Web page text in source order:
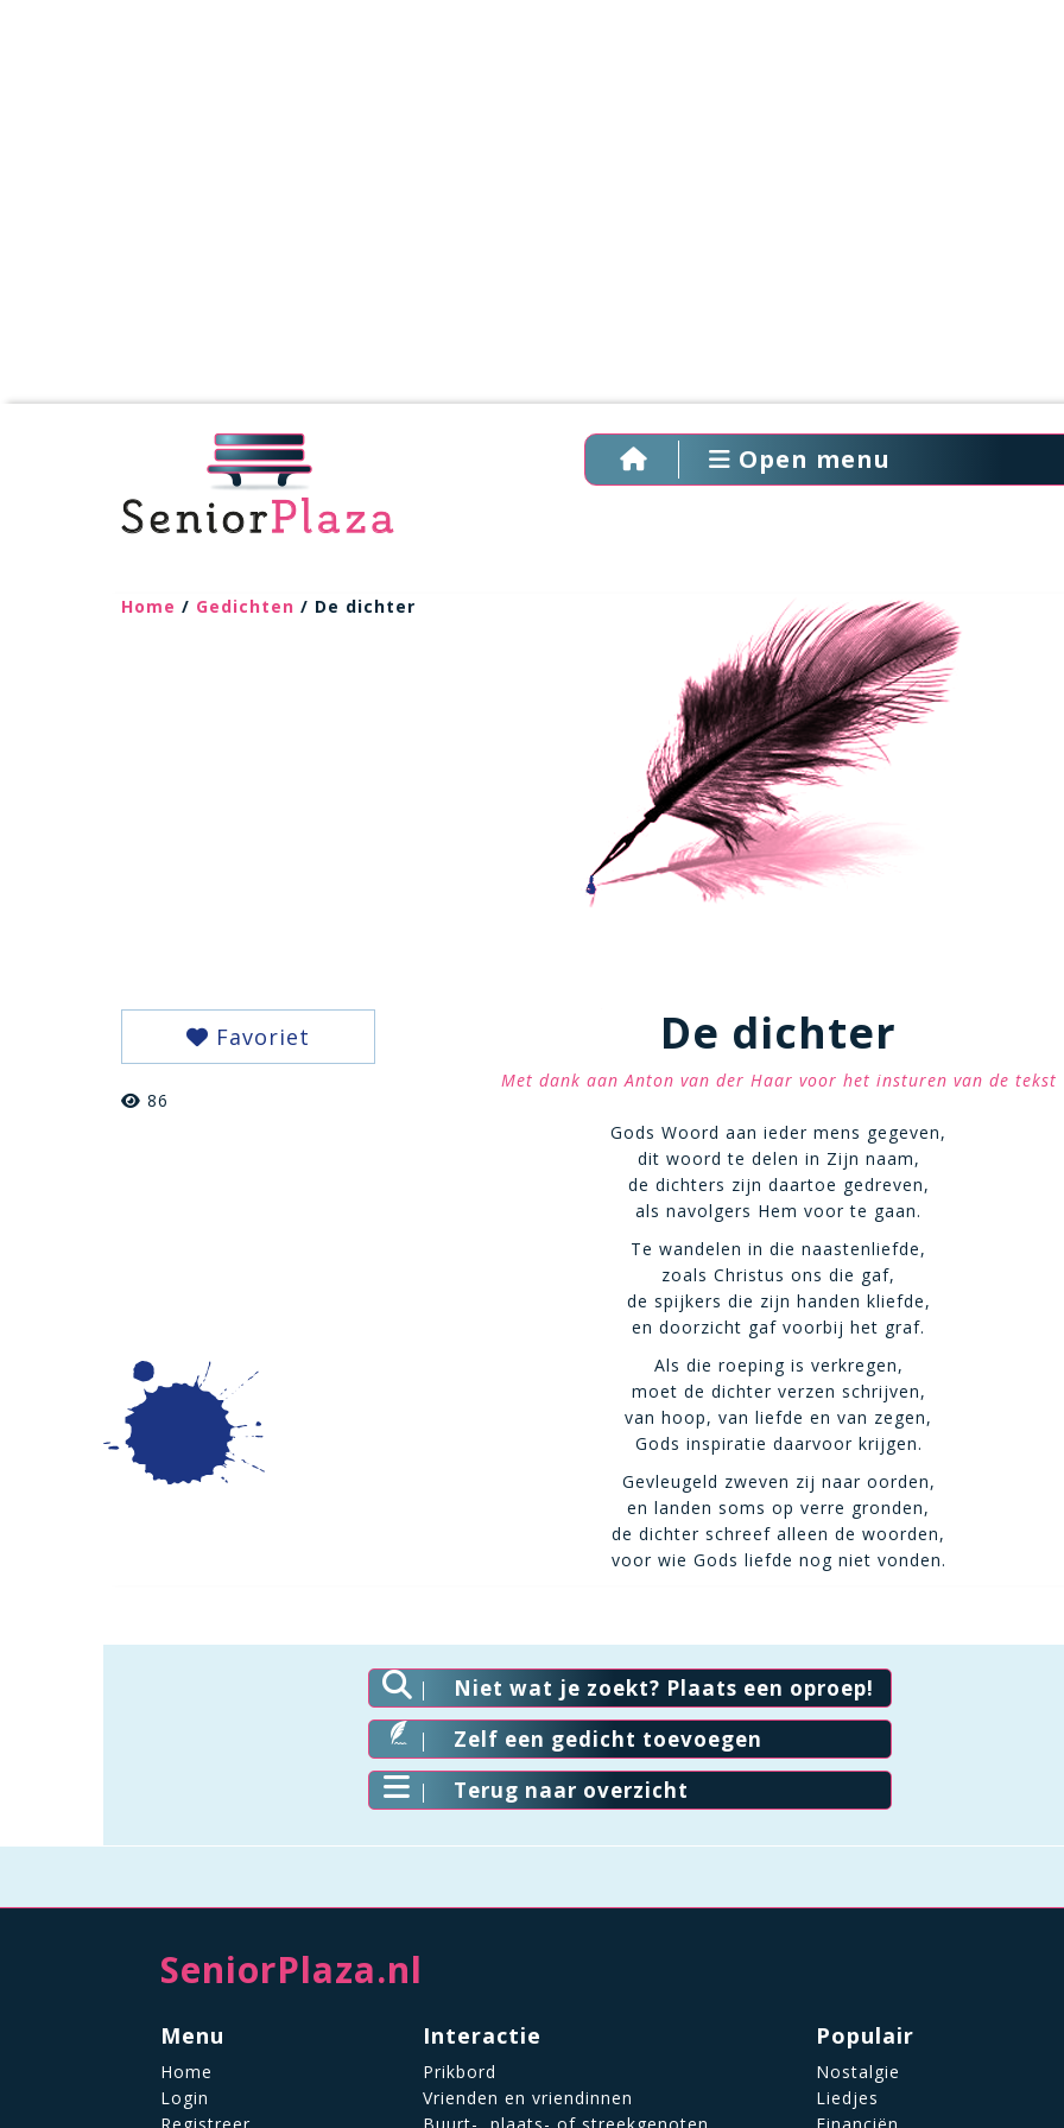
Open menu
Home / Gedichten / De dichter
Favoriet
86
De dichter
Met dank aan Anton van der Haar voor het insturen van de tekst
Gods Woord aan ieder mens gegeven,
dit woord te delen in Zijn naam,
de dichters zijn daartoe gedreven,
als navolgers Hem voor te gaan.
Te wandelen in die naastenliefde,
zoals Christus ons die gaf,
de spijkers die zijn handen kliefde,
en doorzicht gaf voorbij het graf.
Als die roeping is verkregen,
moet de dichter verzen schrijven,
van hoop, van liefde en van zegen,
Gods inspiratie daarvoor krijgen.
Gevleugeld zweven zij naar oorden,
en landen soms op verre gronden,
de dichter schreef alleen de woorden,
voor wie Gods liefde nog niet vonden.
Niet wat je zoekt? Plaats een oproep!
Zelf een gedicht toevoegen
Terug naar overzicht
SeniorPlaza.nl
Menu
Home
Login
Interactie
Prikbord
Vrienden en vriendinnen
Populair
Nostalgie
Liedjes